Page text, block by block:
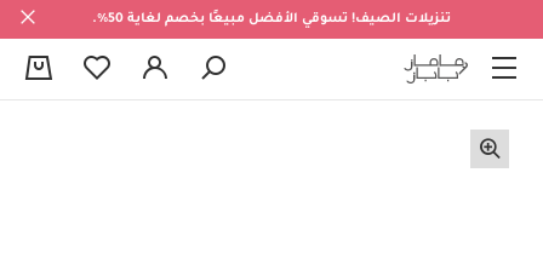
تنزيلات الصيف! تسوقي الأفضل مبيعًا بخصم لغاية 50%.